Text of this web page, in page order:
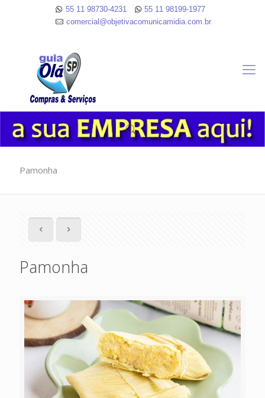
55 11 98730-4231
55 11 98199-1977
comercial@objetivacomunicamidia.com.br
Pamonha
Pamonha